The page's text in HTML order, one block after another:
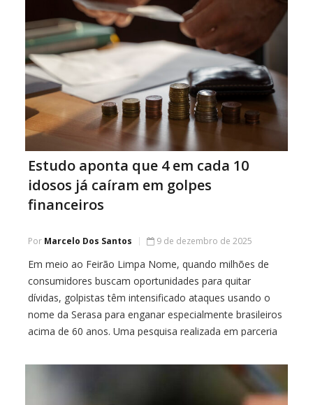
Estudo aponta que 4 em cada 10
idosos já caíram em golpes
financeiros
Por Marcelo Dos Santos 9 de dezembro de 2025
Em meio ao Feirão Limpa Nome, quando milhões de
consumidores buscam oportunidades para quitar
dívidas, golpistas têm intensificado ataques usando o
nome da Serasa para enganar especialmente brasileiros
acima de 60 anos. Uma pesquisa realizada em parceria
4 em cada 10 idosos já foram vítimas […]